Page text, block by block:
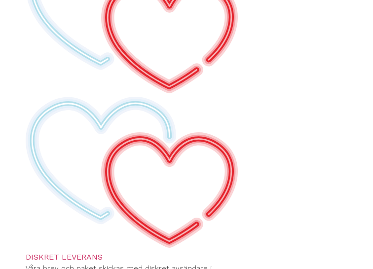
DISKRET LEVERANS